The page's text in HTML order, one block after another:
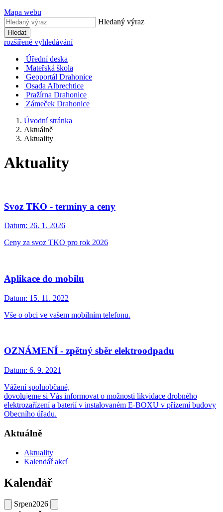
Mapa webu
Hledaný výraz
Hledat
rozšířené vyhledávání
Úřední deska
Mateřská škola
Geoportál Drahonice
Osada Albrechtice
Pražírna Drahonice
Zámeček Drahonice
Úvodní stránka
Aktuálně
Aktuality
Aktuality
Svoz TKO - termíny a ceny
Datum: 26. 1. 2026
Ceny za svoz TKO pro rok 2026
Aplikace do mobilu
Datum: 15. 11. 2022
Vše o obci ve vašem mobilním telefonu.
OZNÁMENÍ - zpětný sběr elektroodpadu
Datum: 6. 9. 2021
Vážení spoluobčané,
dovolujeme si Vás informovat o možnosti likvidace drobného
elektrozařízení a baterií v instalovaném E-BOXU v přízemí budovy
Obecního úřadu.
Aktuálně
Aktuality
Kalendář akcí
Kalendář
Srpen2026